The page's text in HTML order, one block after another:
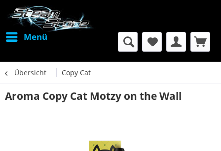
Menü
Übersicht Copy Cat
Aroma Copy Cat Motzy on the Wall